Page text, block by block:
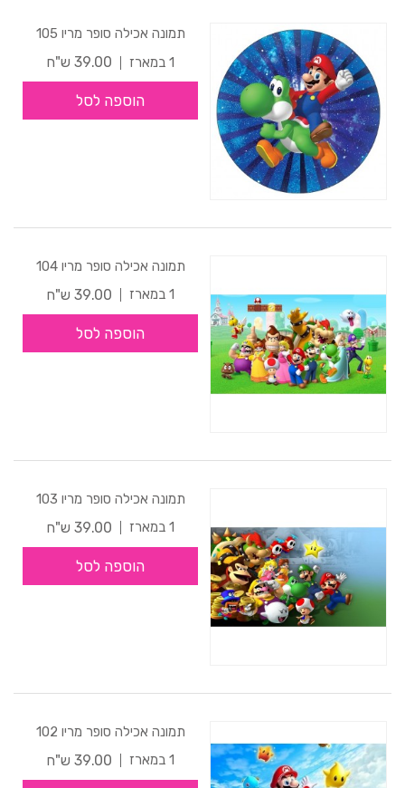
תמונה אכילה סופר מריו 105
1 במארז
39.00 ש"ח
הוספה לסל
תמונה אכילה סופר מריו 104
1 במארז
39.00 ש"ח
הוספה לסל
תמונה אכילה סופר מריו 103
1 במארז
39.00 ש"ח
הוספה לסל
תמונה אכילה סופר מריו 102
1 במארז
39.00 ש"ח